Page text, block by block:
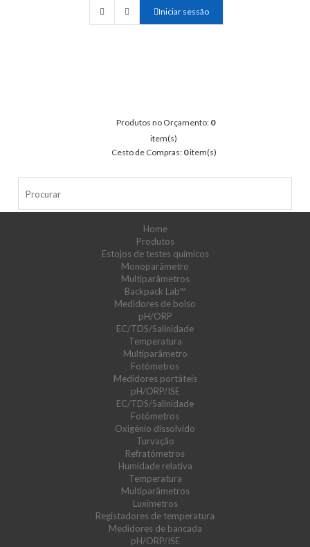
Iniciar sessão
Produtos no Orçamento: 0
item(s)
Cesto de Compras: 0item(s)
Home
Produtos
Estojos de testes químicos
Monoparâmetro
Multiparâmetros
Backpack Lab™
Medidores de bolso
pH/ORP
EC/TDS/Salinidade
Temperatura
Multiparâmetro
Fotómetros
Medidores portáteis
pH/ORP/ISE
EC/TDS/Salinidade
Fotómetros
Oxigénio dissolvido
Turvação
Refratómetros
Humidade relativa
Temperatura
Multiparâmetros
Luxímetros
Registadores de temperatura
Medidores de bancada
pH/ORP/ISE